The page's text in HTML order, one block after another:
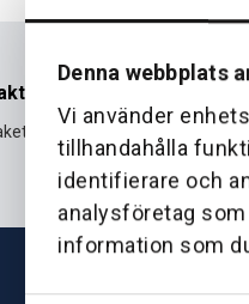
Denna webbplats
Vi använder
tillhandahålla
identifierare och
analysföretag
information som
över 500 kr.